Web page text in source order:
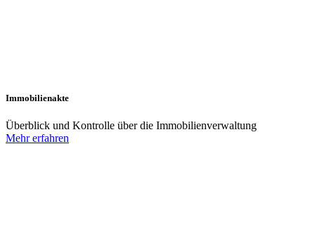
Immobilienakte
Überblick und Kontrolle über die Immobilienverwaltung
Mehr erfahren